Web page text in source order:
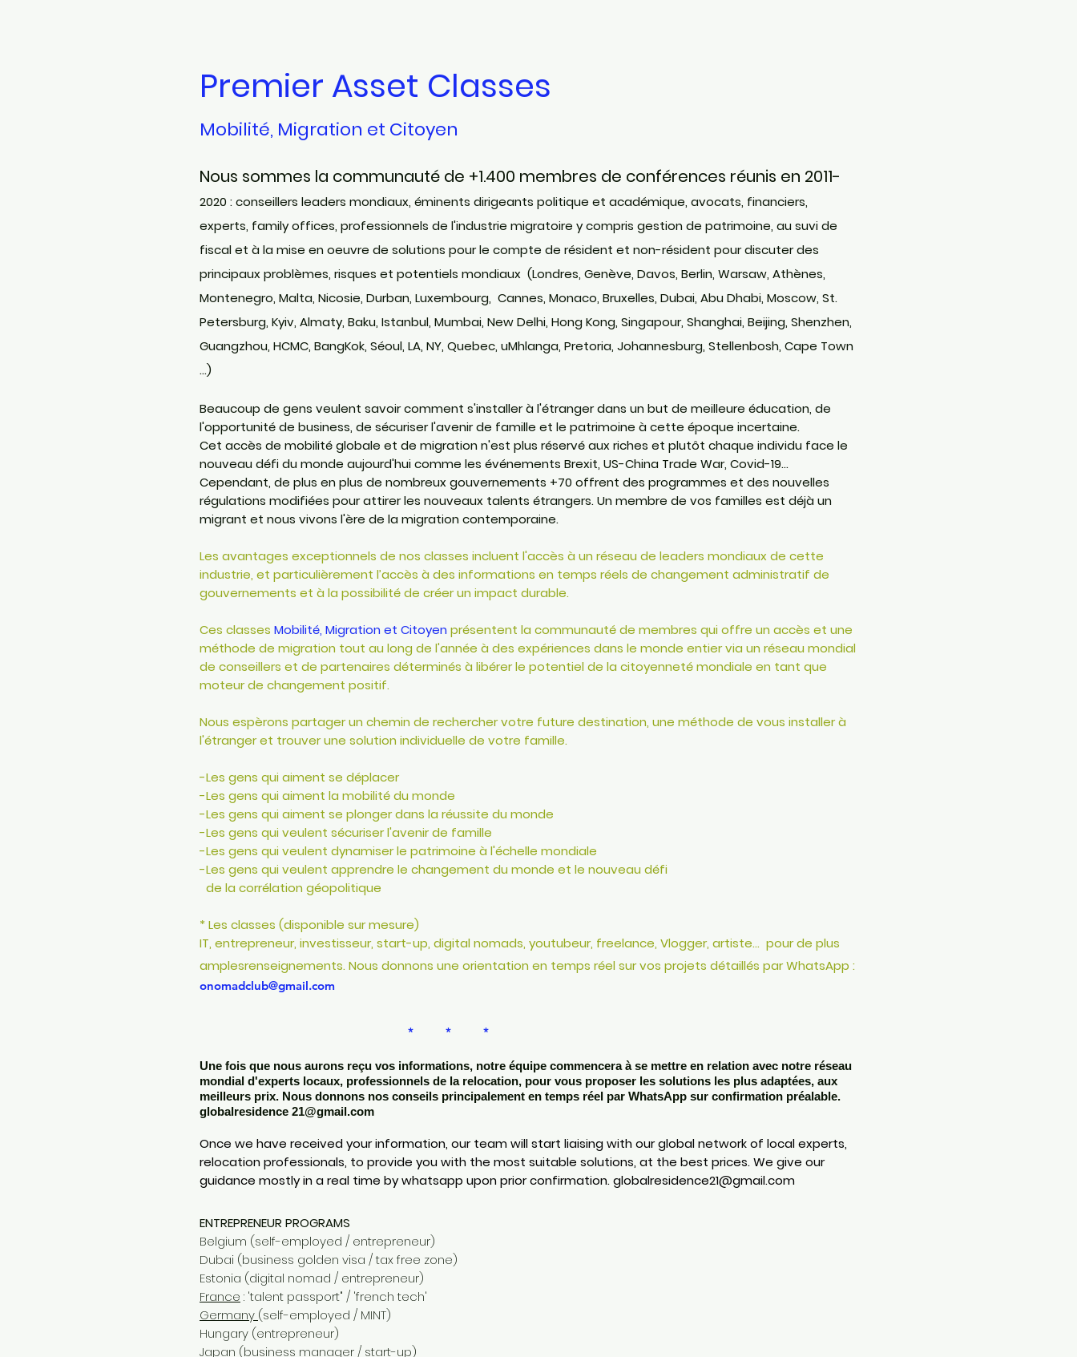
Premier Asset Classes
Mobilité, Migration et Citoyen
Nous sommes la communauté de +1.400 membres de conférences réunis en 2011-
2020 : conseillers leaders mondiaux, éminents dirigeants politique et académique, avocats, financiers,
experts, family offices, professionnels de l'industrie migratoire y compris gestion de patrimoine, au suvide
fiscal et à la mise en oeuvre de solutions pour le compte de résident et non-résident pour discuter des
principaux problèmes, risques et potentiels mondiaux (Londres, Genève, Davos, Berlin, Warsaw, Athènes,
Montenegro, Malta, Nicosie, Durban, Luxembourg, Cannes, Monaco, Bruxelles, Dubai, Abu Dhabi, Moscow, St.
Petersburg, Kyiv, Almaty, Baku, Istanbul, Mumbai, New Delhi, Hong Kong, Singapour, Shanghai, Beijing, Shenzhen,
Guangzhou, HCMC, BangKok, Séoul, LA, NY, Quebec, uMhlanga, Pretoria, Johannesburg, Stellenbosh, Cape Town
...)
Beaucoup de gens veulent savoir comment s'installer à l'étranger dans un but de meilleure éducation, de
l'opportunité de business, de sécuriser l'avenir de famille et le patrimoine à cette époque incertaine.
Cet accès de mobilité globale et de migration n'est plus réservé aux riches et plutôt chaque individu face le
nouveau défi du monde aujourd'hui comme les événements Brexit, US-China Trade War, Covid-19...
Cependant, de plus en plus de nombreux gouvernements +70 offrent des programmes et des nouvelles
régulations modifiées pour attirer les nouveaux talents étrangers. Un membre de vos familles est déjà un
migrant et nous vivons l'ère de la migration contemporaine.
Les avantages exceptionnels de nos classes incluent l'accès à un réseau de leaders mondiaux de cette
industrie, et particulièrement l’accès à des informations en temps réels de changement administratif de
gouvernements et à la possibilité de créer un impact durable.
Ces classes Mobilité, Migration et Citoyen présentent la communauté de membres qui offre un accès et une
méthode de migration tout au long de l'année à des expériences dans le monde entier via un réseau mondial
de conseillers et de partenaires déterminés à libérer le potentiel de la citoyenneté mondiale en tant que
moteur de changement positif.
Nous espèrons partager un chemin de rechercher votre future destination, une méthode de vous installer à
l'étranger et trouver une solution individuelle de votre famille.
-Les gens qui aiment se déplacer
-Les gens qui aiment la mobilité du monde
-Les gens qui aiment se plonger dans la réussite du monde
-Les gens qui veulent sécuriser l'avenir de famille
-Les gens qui veulent dynamiser le patrimoine à l'échelle mondiale
-Les gens qui veulent apprendre le changement du monde et le nouveau défi
de la corrélation géopolitique
* Les classes (disponible sur mesure)
IT, entrepreneur, investisseur, start-up, digital nomads, youtubeur, freelance, Vlogger, artiste... pour de plus
amplesrenseignements. Nous donnons une orientation en temps réel sur vos projets détaillés parWhatsApp :
onomadclub@gmail.com
* * *
Une fois que nous aurons reçu vos informations, notre équipe commencera à se mettre en relation avec notre réseau
mondial d'experts locaux, professionnels de la relocation, pour vous proposer les solutions les plus adaptées, aux
meilleurs prix. Nous donnons nos conseils principalement en temps réel par WhatsApp sur confirmation préalable.
globalresidence 21@gmail.com
Once we have received your information, our team will start liaising with our global network of local experts,
relocation professionals, to provide you with the most suitable solutions, at the best prices. We give our
guidance mostly in a real time by whatsapp upon prior confirmation.globalresidence21@gmail.com
ENTREPRENEUR PROGRAMS
Belgium (self-employed / entrepreneur)
Dubai (business golden visa / tax free zone)
Estonia (digital nomad / entrepreneur)
France : 'talent passport" / 'french tech'
Germany (self-employed / MINT)
Hungary (entrepreneur)
Japan (business manager / start-up)